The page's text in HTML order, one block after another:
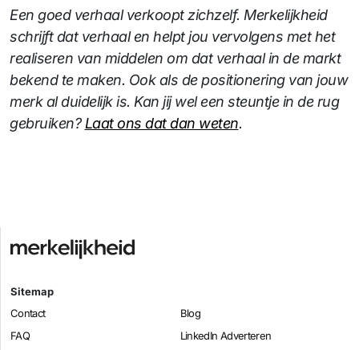
Een goed verhaal verkoopt zichzelf. Merkelijkheid
schrijft dat verhaal en helpt jou vervolgens met het
realiseren van middelen om dat verhaal in de markt
bekend te maken. Ook als de positionering van jouw
merk al duidelijk is. Kan jij wel een steuntje in de rug
gebruiken?Laat ons dat dan weten.
Sitemap
Contact
Blog
FAQ
LinkedIn Adverteren